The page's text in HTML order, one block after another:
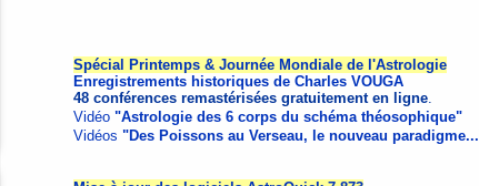
Spécial Printemps & Journée Mondiale de l'Astrologie
Enregistrements historiques de Charles VOUGA
48 conférences remastérisées gratuitement en ligne.
Vidéo "Astrologie des 6 corps du schéma théosophique"
Vidéos "Des Poissons au Verseau, le nouveau